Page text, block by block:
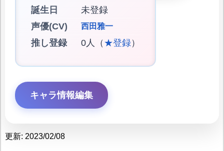
誕生日
未登録
声優(CV)
西田雅一
推し登録 0人（ ★登録）
キャラ情報編集
更新: 2023/02/08